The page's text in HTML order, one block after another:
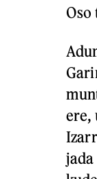
Oso
ere,